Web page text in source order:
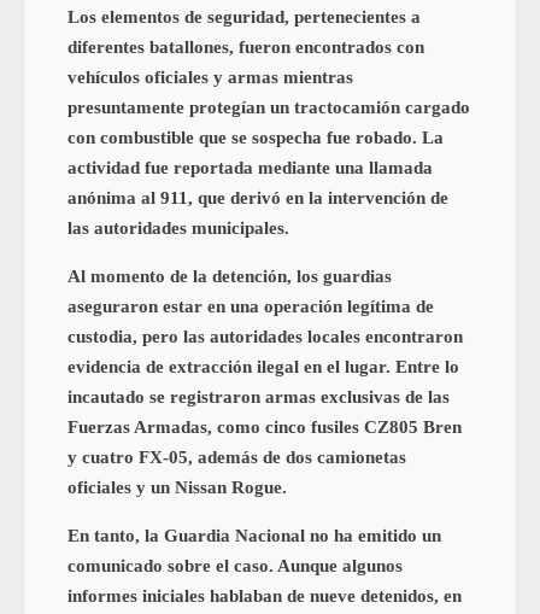
Los elementos de seguridad, pertenecientes a
diferentes batallones, fueron encontrados con
vehículos oficiales y armas mientras
presuntamente protegían un tractocamión cargado
con combustible que se sospecha fue robado. La
actividad fue reportada mediante una llamada
anónima al 911, que derivó en la intervención de
las autoridades municipales.
Al momento de la detención, los guardias
aseguraron estar en una operación legítima de
custodia, pero las autoridades locales encontraron
evidencia de extracción ilegal en el lugar. Entre lo
incautado se registraron armas exclusivas de las
Fuerzas Armadas, como cinco fusiles CZ805 Bren
y cuatro FX-05, además de dos camionetas
oficiales y un Nissan Rogue.
En tanto, la Guardia Nacional no ha emitido un
comunicado sobre el caso. Aunque algunos
informes iniciales hablaban de nueve detenidos, en